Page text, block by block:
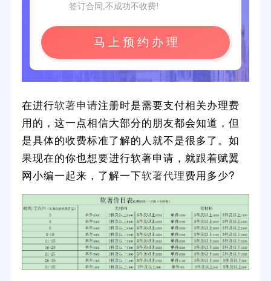
签订合同,不成功不收费!
马 上 预 约 办 理
在进行软著申请注册时是需要支付相关办理费
用的，这一点相信大部分的朋友都会知道，但
是具体的收费标准了解的人就不是很多了。如
果现在的你也想要进行软著申请，就跟着赋翼
网小编一起来，了解一下软著代理费用多少?